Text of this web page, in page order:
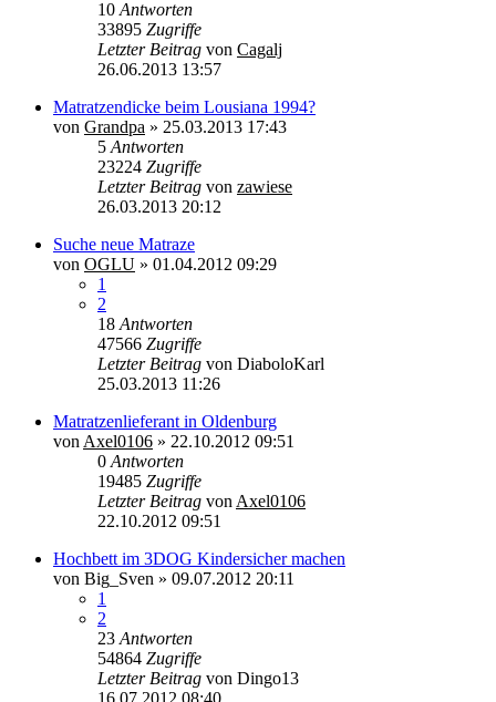
10 Antworten
33895 Zugriffe
Letzter Beitrag von Cagalj
26.06.2013 13:57
Matratzendicke beim Lousiana 1994?
von Grandpa » 25.03.2013 17:43
5 Antworten
23224 Zugriffe
Letzter Beitrag von zawiese
26.03.2013 20:12
Suche neue Matraze
von OGLU » 01.04.2012 09:29
1
2
18 Antworten
47566 Zugriffe
Letzter Beitrag von DiaboloKarl
25.03.2013 11:26
Matratzenlieferant in Oldenburg
von Axel0106 » 22.10.2012 09:51
0 Antworten
19485 Zugriffe
Letzter Beitrag von Axel0106
22.10.2012 09:51
Hochbett im 3DOG Kindersicher machen
von Big_Sven » 09.07.2012 20:11
1
2
23 Antworten
54864 Zugriffe
Letzter Beitrag von Dingo13
16.07.2012 08:40